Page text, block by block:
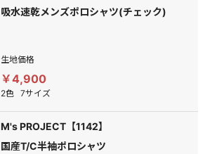
吸水速乾メンズポロシャツ(チェック)
生地価格
￥4,900
2色 7サイズ
M's PROJECT【1142】
国産T/C半袖ポロシャツ